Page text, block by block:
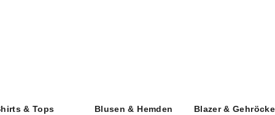
in der Verarbeitung als auch bei der Auswahl der
& Tops Blusen & Hemden Blazer & Gehröcke